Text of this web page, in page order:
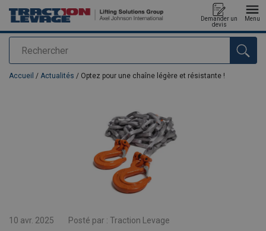
Rechercher
Demander un
devis
Menu
Ajouté au panier
Accueil / Actualités / Optez pour une chaîne légère et résistante !
10 avr. 2025 Posté par : Traction Levage